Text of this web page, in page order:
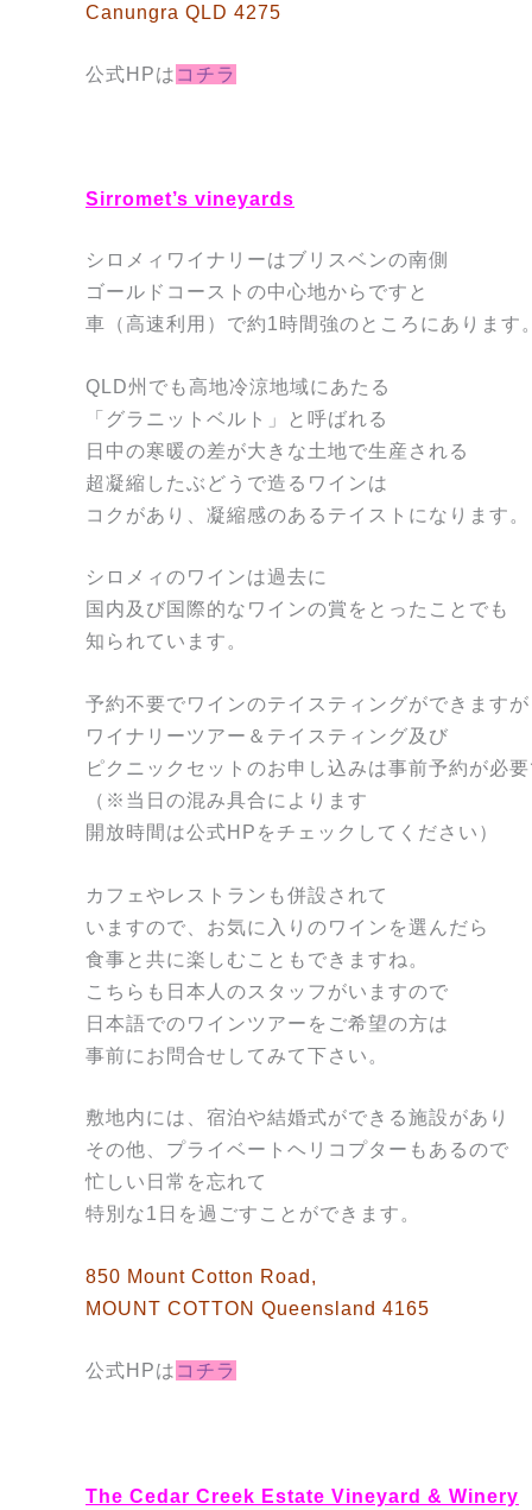
Canungra QLD 4275
公式HPは コチラ
Sirromet’s vineyards
シロメィワイナリーはブリスベンの南側
ゴールドコーストの中心地からですと
車（高速利用）で約1時間強のところにあります
QLD州でも高地冷涼地域にあたる
「グラニットベルト」と呼ばれる
日中の寒暖の差が大きな土地で生産される
超凝縮したぶどうで造るワインは
コクがあり、凝縮感のあるテイストになります。
シロメィのワインは過去に
国内及び国際的なワインの賞をとったことでも
知られています。
予約不要でワインのテイスティングができますが
ワイナリーツアー＆テイスティング及び
ピクニックセットのお申し込みは事前予約が必
（※当日の混み具合によります
開放時間は公式HPをチェックしてください）
カフェやレストランも併設されて
いますので、お気に入りのワインを選んだら
食事と共に楽しむこともできますね。
こちらも日本人のスタッフがいますので
日本語でのワインツアーをご希望の方は
事前にお問合せしてみて下さい。
敷地内には、宿泊や結婚式ができる施設があり
その他、プライベートヘリコプターもあるので
忙しい日常を忘れて
特別な1日を過ごすことができます。
850 Mount Cotton Road,
MOUNT COTTON Queensland 4165
公式HPは コチラ
The Cedar Creek Estate Vineyard & Winery